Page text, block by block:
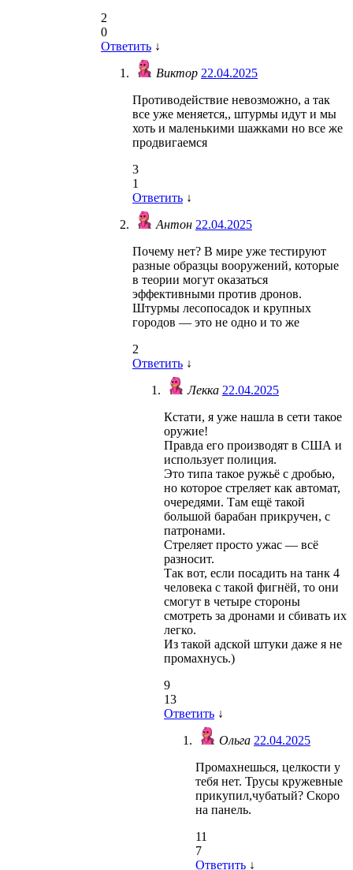
2
0
Ответить ↓
Виктор 22.04.2025
Противодействие невозможно, а так
все уже меняется,, штурмы идут и мы
хоть и маленькими шажками но все же
продвигаемся
3
1
Ответить ↓
Антон 22.04.2025
Почему нет? В мире уже тестируют
разные образцы вооружений, которые
в теории могут оказаться
эффективными против дронов.
Штурмы лесопосадок и крупных
городов — это не одно и то же
2
Ответить ↓
Лекка 22.04.2025
Кстати, я уже нашла в сети такое
оружие!
Правда его производят в США и
использует полиция.
Это типа такое ружьё с дробью,
но которое стреляет как автомат,
очередями. Там ещё такой
большой барабан прикручен, с
патронами.
Стреляет просто ужас — всё
разносит.
Так вот, если посадить на танк 4
человека с такой фигнёй, то они
смогут в четыре стороны
смотреть за дронами и сбивать их
легко.
Из такой адской штуки даже я не
промахнусь.)
9
13
Ответить ↓
Ольга 22.04.2025
Промахнешься, целкости у
тебя нет. Трусы кружевные
прикупил,чубатый? Скоро
на панель.
11
7
Ответить ↓